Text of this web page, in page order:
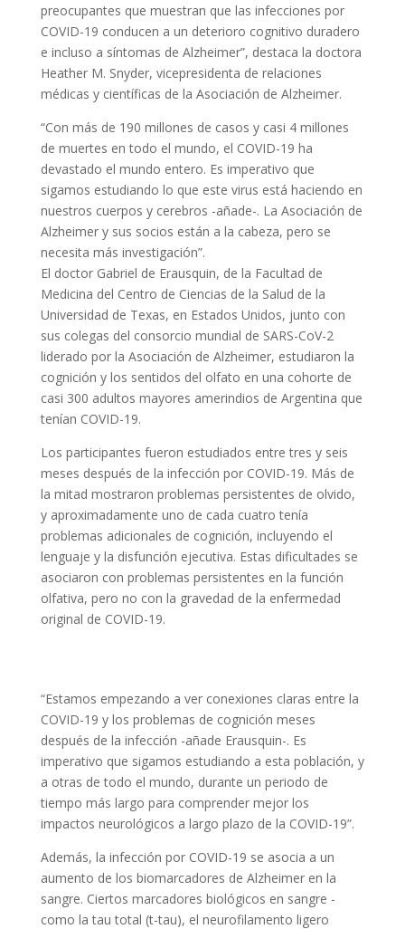
preocupantes que muestran que las infecciones por
COVID-19 conducen a un deterioro cognitivo duradero
e incluso a síntomas de Alzheimer”, destaca la doctora
Heather M. Snyder, vicepresidenta de relaciones
médicas y científicas de la Asociación de Alzheimer.
“Con más de 190 millones de casos y casi 4 millones
de muertes en todo el mundo, el COVID-19 ha
devastado el mundo entero. Es imperativo que
sigamos estudiando lo que este virus está haciendo en
nuestros cuerpos y cerebros -añade-. La Asociación de
Alzheimer y sus socios están a la cabeza, pero se
necesita más investigación”.
El doctor Gabriel de Erausquin, de la Facultad de
Medicina del Centro de Ciencias de la Salud de la
Universidad de Texas, en Estados Unidos, junto con
sus colegas del consorcio mundial de SARS-CoV-2
liderado por la Asociación de Alzheimer, estudiaron la
cognición y los sentidos del olfato en una cohorte de
casi 300 adultos mayores amerindios de Argentina que
tenían COVID-19.
Los participantes fueron estudiados entre tres y seis
meses después de la infección por COVID-19. Más de
la mitad mostraron problemas persistentes de olvido,
y aproximadamente uno de cada cuatro tenía
problemas adicionales de cognición, incluyendo el
lenguaje y la disfunción ejecutiva. Estas dificultades se
asociaron con problemas persistentes en la función
olfativa, pero no con la gravedad de la enfermedad
original de COVID-19.
“Estamos empezando a ver conexiones claras entre la
COVID-19 y los problemas de cognición meses
después de la infección -añade Erausquin-. Es
imperativo que sigamos estudiando a esta población, y
a otras de todo el mundo, durante un periodo de
tiempo más largo para comprender mejor los
impactos neurológicos a largo plazo de la COVID-19”.
Además, la infección por COVID-19 se asocia a un
aumento de los biomarcadores de Alzheimer en la
sangre. Ciertos marcadores biológicos en sangre -
como la tau total (t-tau), el neurofilamento ligero